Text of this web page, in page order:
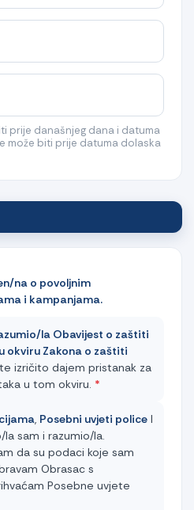
prije današnjeg dana i datuma
može biti prije datuma dolaska
na o povoljnim
i kampanjama.
la Obavijest o zaštiti
okviru Zakona o zaštiti
te izričito dajem pristanak za
u tom okviru. *
Posebni uvjeti policeI
sam i razumio/la.
da su podaci koje sam
Obrasac s
Posebne uvjete